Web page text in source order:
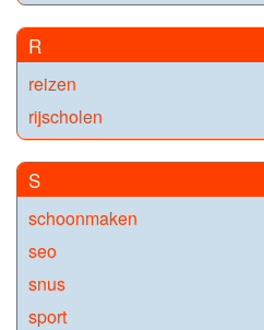
R
reizen
rijscholen
S
schoonmaken
seo
snus
sport